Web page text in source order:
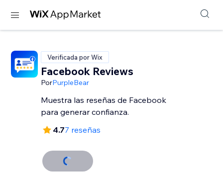
Verificada por Wix
Facebook Reviews
PorPurpleBear
Muestra las reseñas de Facebook
para generar confianza.
4.77 reseñas